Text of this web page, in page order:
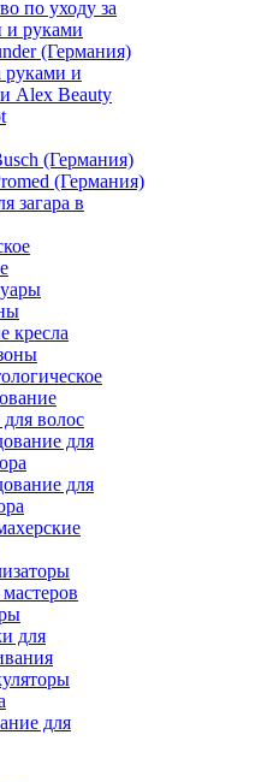
по уходу за
и руками
(Германия)
руками и
Alex Beauty
(Германия)
(Германия)
загара в
кресла
волос
для
для
для
для